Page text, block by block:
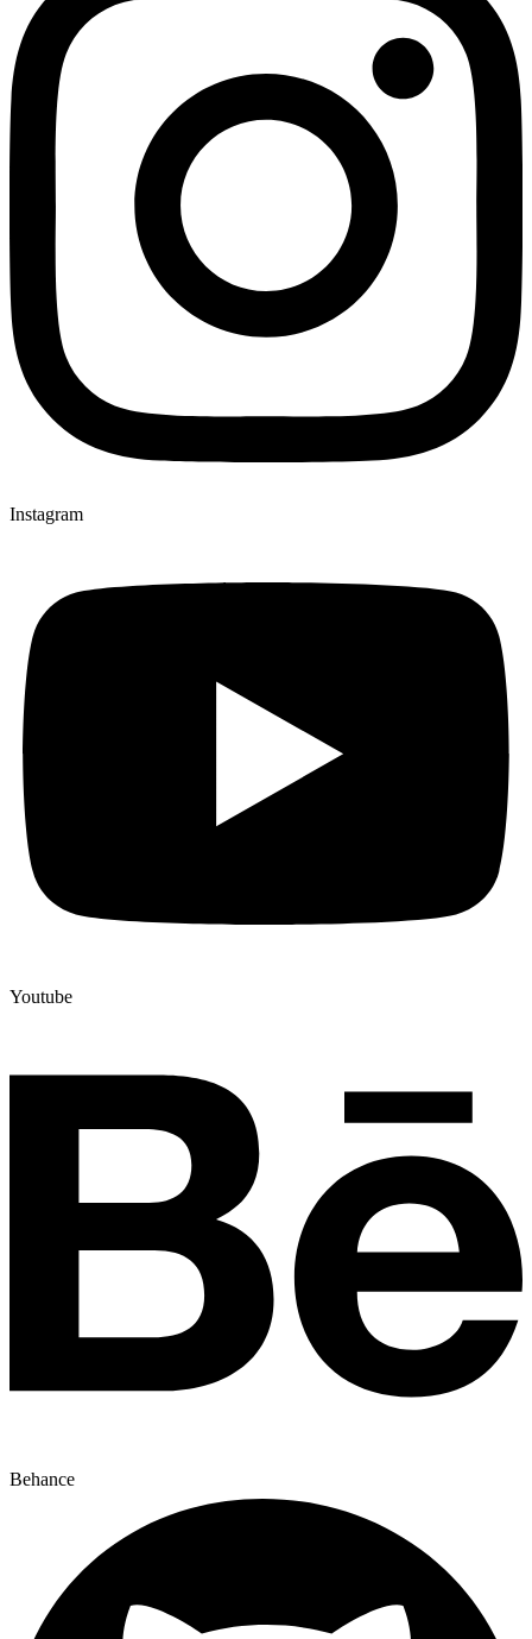
Instagram
Youtube
Behance